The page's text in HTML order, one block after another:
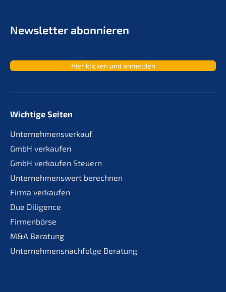
Newslet­ter abonnieren
Hier klicken und anmelden
Wichtige Seiten
Unternehmensverkauf
GmbH verkaufen
GmbH verkaufen Steuern
Unternehmenswert berechnen
Firma verkaufen
Due Diligence
Firmenbörse
M&A Beratung
Unternehmensnachfolge Beratung